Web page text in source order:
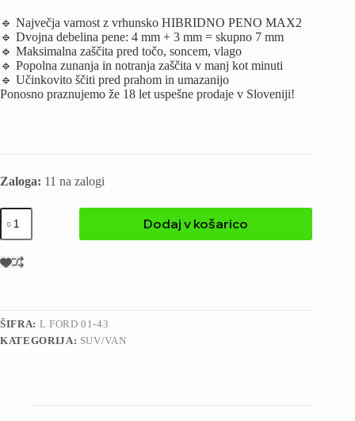
🔹 Največja varnost z vrhunsko HIBRIDNO PENO MAX2
🔹 Dvojna debelina pene: 4 mm + 3 mm = skupno 7 mm
🔹 Maksimalna zaščita pred točo, soncem, vlago
🔹 Popolna zunanja in notranja zaščita v manj kot minuti
🔹 Učinkovito ščiti pred prahom in umazanijo
Ponosno praznujemo že 18 let uspešne prodaje v Sloveniji!
Zaloga: 11 na zalogi
Dodaj v košarico
ŠIFRA: L FORD 01-43
KATEGORIJA: SUV/VAN